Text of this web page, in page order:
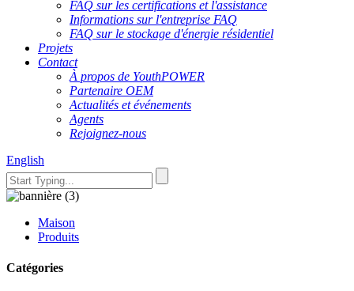
FAQ sur les certifications et l'assistance
Informations sur l'entreprise FAQ
FAQ sur le stockage d'énergie résidentiel
Projets
Contact
À propos de YouthPOWER
Partenaire OEM
Actualités et événements
Agents
Rejoignez-nous
English
Maison
Produits
Catégories